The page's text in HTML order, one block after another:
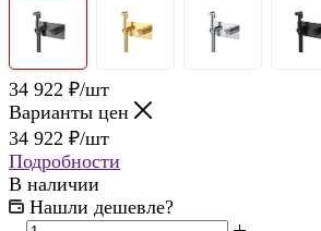
34 922 ₽/шт
Варианты цен
34 922 ₽/шт
Подробности
В наличии
Нашли дешевле?